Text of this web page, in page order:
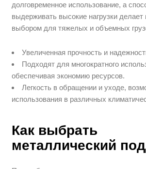
долговременное использование, а
выдерживать высокие нагрузки
выбором для тяжелых и объемных
Увеличенная прочность и
Подходят для многократного
обеспечивая экономию ресурсов.
Легкость в обращении и уходе,
использования в различных
Как выбрать
металлический